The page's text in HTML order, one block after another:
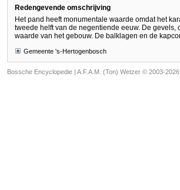
Redengevende omschrijving
Het pand heeft monumentale waarde omdat het
tweede helft van de negentiende eeuw. De
waarde van het gebouw. De balklagen en de
Gemeente 's-Hertogenbosch
Bossche Encyclopedie | A.F.A.M. (Ton) Wetzer © 2003-